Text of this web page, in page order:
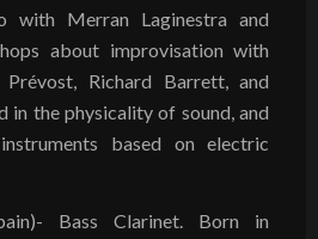
with Merran Laginestra and
about improvisation with
Richard Barrett, and
in the physicality of sound, and
based on electric
Bass Clarinet. Born in